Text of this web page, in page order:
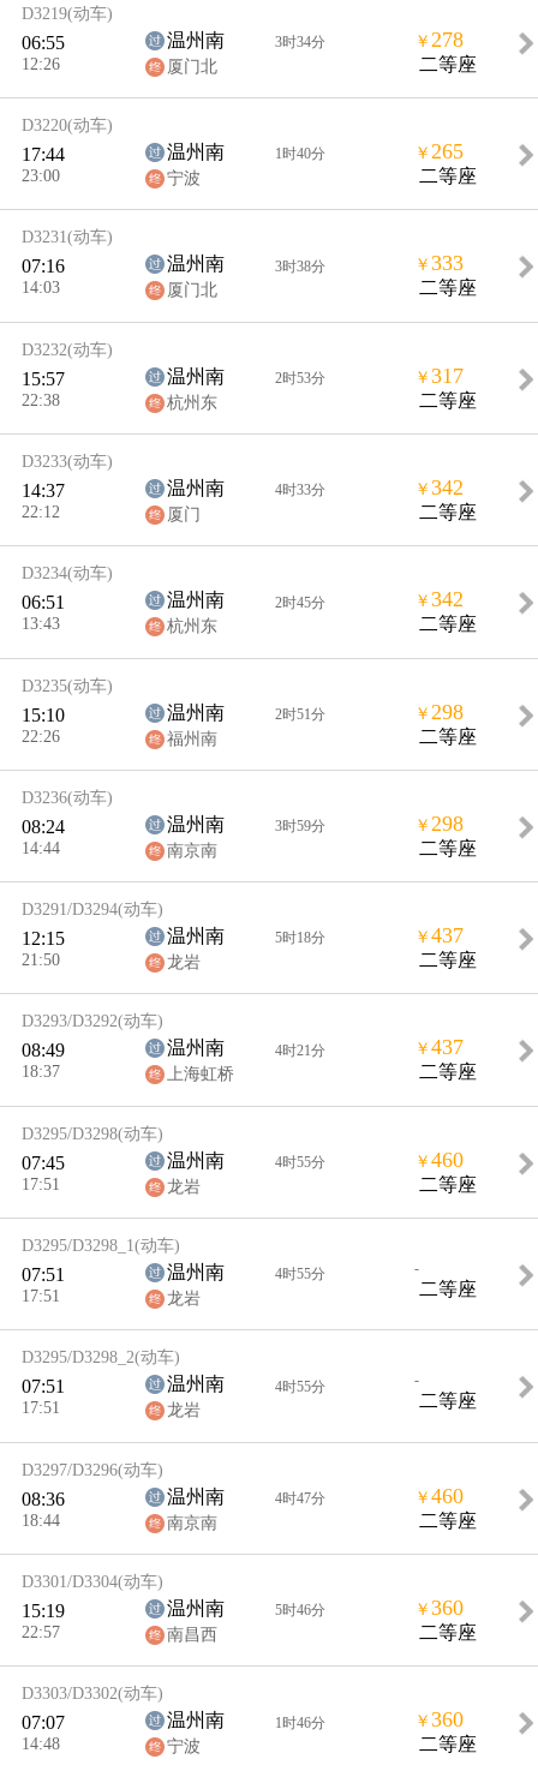
D3219(动车)
06:55
12:26
温州南
厦门北
3时34分 ￥ 278
二等座
D3220(动车)
17:44
23:00
温州南
宁波
1时40分 ￥ 265
二等座
D3231(动车)
07:16
14:03
温州南
厦门北
3时38分 ￥ 333
二等座
D3232(动车)
15:57
22:38
温州南
杭州东
2时53分 ￥ 317
二等座
D3233(动车)
14:37
22:12
温州南
厦门
4时33分 ￥ 342
二等座
D3234(动车)
06:51
13:43
温州南
杭州东
2时45分 ￥ 342
二等座
D3235(动车)
15:10
22:26
温州南
福州南
2时51分 ￥ 298
二等座
D3236(动车)
08:24
14:44
温州南
南京南
3时59分 ￥ 298
二等座
D3291/D3294(动车)
12:15
21:50
温州南
龙岩
5时18分 ￥ 437
二等座
D3293/D3292(动车)
08:49
18:37
温州南
上海虹桥
4时21分 ￥ 437
二等座
D3295/D3298(动车)
07:45
17:51
温州南
龙岩
4时55分 ￥ 460
二等座
D3295/D3298_1(动车)
07:51
17:51
温州南
龙岩
4时55分 -
二等座
D3295/D3298_2(动车)
07:51
17:51
温州南
龙岩
4时55分 -
二等座
D3297/D3296(动车)
08:36
18:44
温州南
南京南
4时47分 ￥ 460
二等座
D3301/D3304(动车)
15:19
22:57
温州南
南昌西
5时46分 ￥ 360
二等座
D3303/D3302(动车)
07:07
14:48
温州南
宁波
1时46分 ￥ 360
二等座